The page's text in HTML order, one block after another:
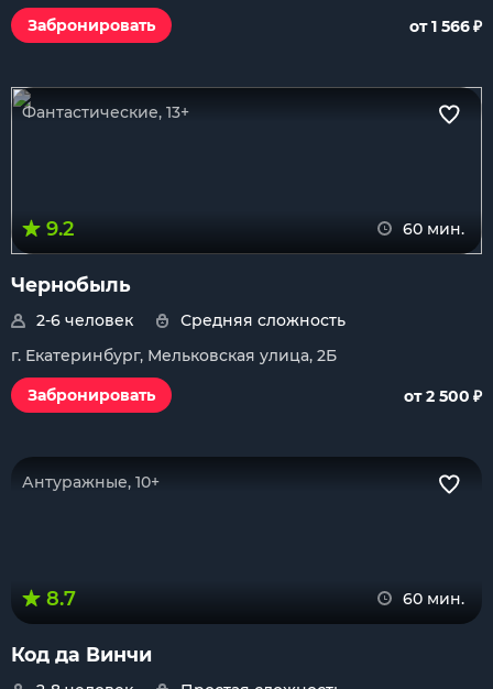
Забронировать от 1 566₽
Фантастические, 13+
9.2 60 мин.
Чернобыль
2-6 человек
Средняя сложность
г. Екатеринбург, Мельковская улица, 2Б
Забронировать
от 2 500 ₽
Антуражные, 10+
8.7 60 мин.
Код да Винчи